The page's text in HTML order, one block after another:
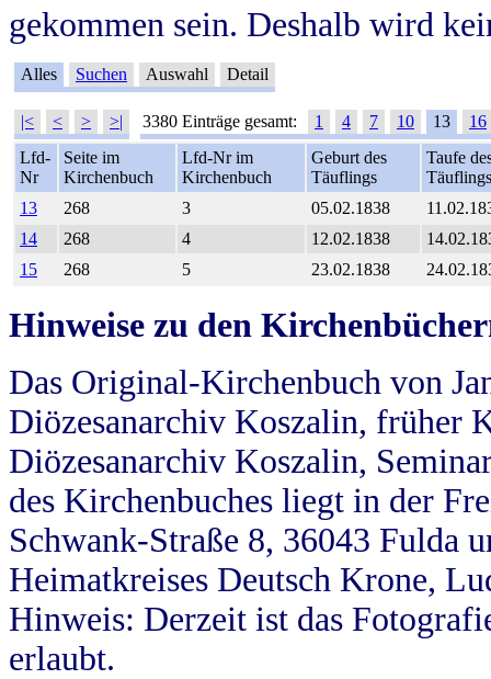
gekommen sein. Deshalb wird
Alles Suchen Auswahl Detail
|< < > >| 3380 Einträge gesamt: 1 4 7 10 13
16
Lfd-
Nr
Seite im
Kirchenbuch
Lfd-Nr im
Kirchenbuch
Geburt des
Täuflings
Taufe
Täuflings
13
268 3 05.02.1838
14
268 4 12.02.1838
15
268 5 23.02.1838
Hinweise zu den
Das Original-Kirchenbuch von
Diözesanarchiv Koszalin, früher
Diözesanarchiv Koszalin,
des Kirchenbuches liegt in der
Schwank-Straße 8, 36043 Fulda
Heimatkreises Deutsch Krone,
Hinweis: Derzeit ist das
erlaubt.